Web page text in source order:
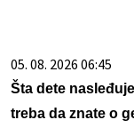
05. 08. 2026 06:45
Šta dete
treba da znate o